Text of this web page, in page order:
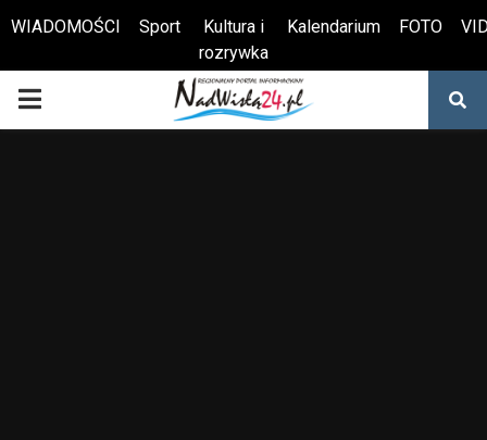
Otwórz pasek narzędzi
WIADOMOŚCI Sport
Kultura i
rozrywka
Kalendarium FOTO
PRIMARY